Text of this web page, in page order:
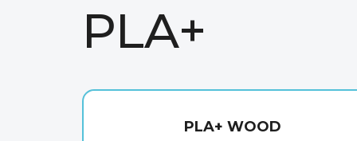
PLA+
PLA+ WOOD